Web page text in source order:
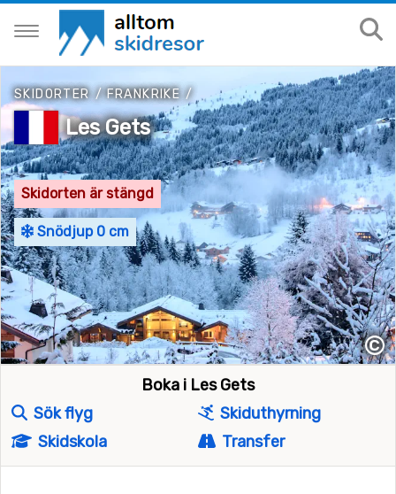
SKIDORTER /FRANKRIKE /
Les Gets
Skidorten är stängd
Snödjup 0 cm
©
Boka i Les Gets
Sök flyg
Skiduthyrning
Skidskola
Transfer